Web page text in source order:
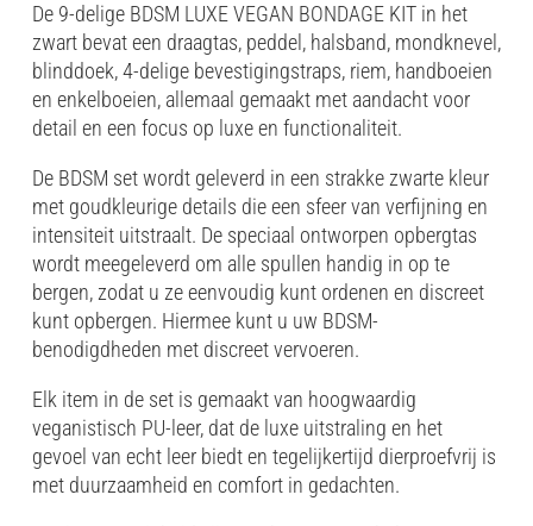
De 9-delige BDSM LUXE VEGAN BONDAGE KIT in het
zwart bevat een draagtas, peddel, halsband, mondknevel,
blinddoek, 4-delige bevestigingstraps, riem, handboeien
en enkelboeien, allemaal gemaakt met aandacht voor
detail en een focus op luxe en functionaliteit.
De BDSM set wordt geleverd in een strakke zwarte kleur
met goudkleurige details die een sfeer van verfijning en
intensiteit uitstraalt. De speciaal ontworpen opbergtas
wordt meegeleverd om alle spullen handig in op te
bergen, zodat u ze eenvoudig kunt ordenen en discreet
kunt opbergen. Hiermee kunt u uw BDSM-
benodigdheden met discreet vervoeren.
Elk item in de set is gemaakt van hoogwaardig
veganistisch PU-leer, dat de luxe uitstraling en het
gevoel van echt leer biedt en tegelijkertijd dierproefvrij is
met duurzaamheid en comfort in gedachten.